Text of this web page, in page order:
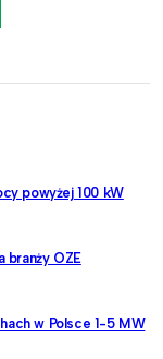
powyżej 100 kW
branży OZE
w Polsce 1-5 MW